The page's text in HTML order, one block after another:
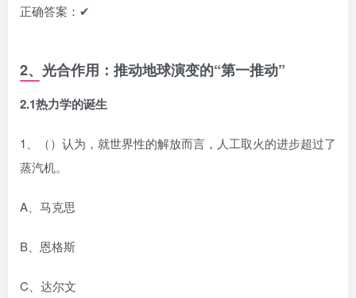
正确答案：✔
2、光合作用：推动地球演变的“第一推动”
2.1热力学的诞生
1、（）认为，就世界性的解放而言，人工取火的进步超过了
蒸汽机。
A、马克思
B、恩格斯
C、达尔文